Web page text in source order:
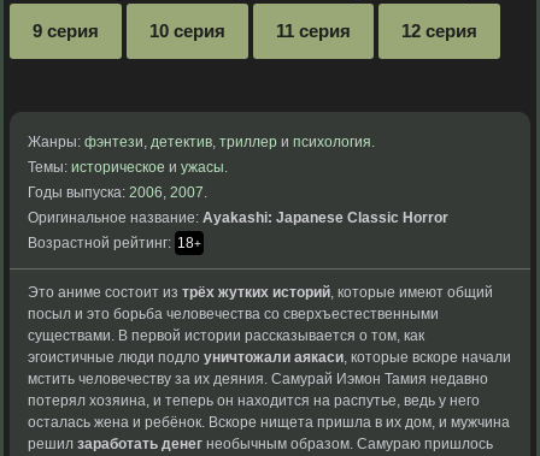
9 серия 10 серия 11 серия 12 серия
Жанры: фэнтези, детектив, триллер и психология.
Темы: историческое и ужасы.
Годы выпуска: 2006, 2007.
Оригинальное название: Ayakashi: Japanese Classic Horror
Возрастной рейтинг: 18+
Это аниме состоит из трёх жутких историй, которые имеют общий
посыл и это борьба человечества со сверхъестественными
существами. В первой истории рассказывается о том, как
эгоистичные люди подло уничтожали аякаси, которые вскоре начали
мстить человечеству за их деяния. Самурай Иэмон Тамия недавно
потерял хозяина, и теперь он находится на распутье, ведь у него
осталась жена и ребёнок. Вскоре нищета пришла в их дом, и мужчина
решил заработать денег необычным образом. Самураю пришлось